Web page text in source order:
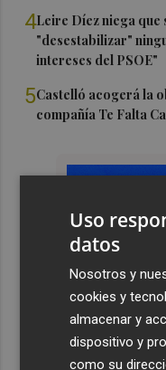
4Leire Díez niega
"desestabilizar"
intereses del PSOE"
5Castelló acogerá la
compañía Te Falta
Uso
datos
Nosotros y
cookies y
almacenar y
dispositivo y
como su